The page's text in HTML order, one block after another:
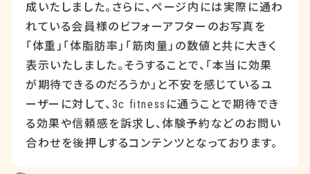
成いたしました。さらに、ページ内には実際に通わ
れている会員様のビフォーアフターのお写真を
「体重」「体脂肪率」「筋肉量」の数値と共に大きく
表示いたしました。そうすることで、「本当に効果
が期待できるのだろうか」と不安を感じているユ
ーザーに対して、3c fitnessに通うことで期待でき
る効果や信頼感を訴求し、体験予約などのお問い
合わせを後押しするコンテンツとなっております。